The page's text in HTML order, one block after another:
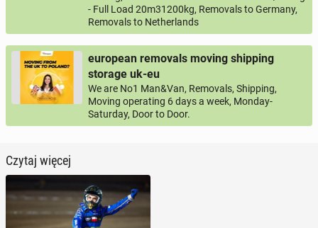
- Full Load 20m31200kg, Removals to Germany,
Removals to Netherlands
european removals moving shipping
storage uk-eu
We are No1 Man&Van, Removals, Shipping,
Moving operating 6 days a week, Monday-
Saturday, Door to Door.
Czytaj więcej